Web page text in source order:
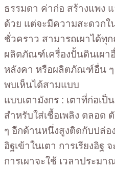
ธรรมดา ค่าก่อ สร้างแพง
ด้วย แต่จะมีความสะดวกใ
ชั่วคราว สามารถเผาได้ทุ
ผลิตภัณฑ์เครื่องปั้นดินเผาอื่
หลังคา หรือผลิตภัณฑ์อื่น ๆ
พบเห็นได้สามแบบ
แบบเตามังกร : เตาที่ก่อเ
สำหรับใส่เชื้อเพลิง ตลอด
ๆ อีกด้านหนึ่งสูงติดกับปล่อ
อิฐเข้าในเตา การเรียงอิฐ
การเผาจะใช้ เวลาประม